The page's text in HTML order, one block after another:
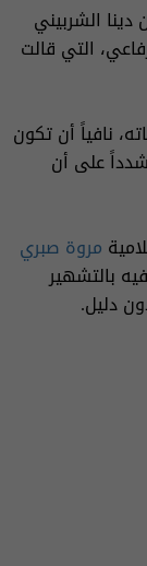
دينا الشربيني
التي قالت
نافياً أن تكون
على أن
مروة صبري
بالتشهير
دليل.